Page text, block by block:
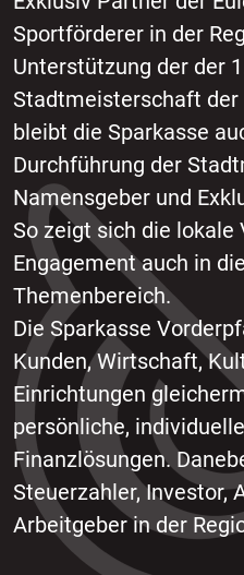
Sportförderer in der
Unterstützung der der
Stadtmeisterschaft der
bleibt die Sparkasse
Durchführung der
Namensgeber und
So zeigt sich die lokale
Engagement auch in
Themenbereich.
Die Sparkasse
Kunden, Wirtschaft,
Einrichtungen
persönliche,
Finanzlösungen.
Steuerzahler, Investor,
Arbeitgeber in der